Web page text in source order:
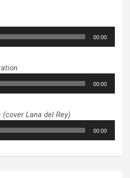
00:00
00:00
(cover Lana del Rey)
00:00